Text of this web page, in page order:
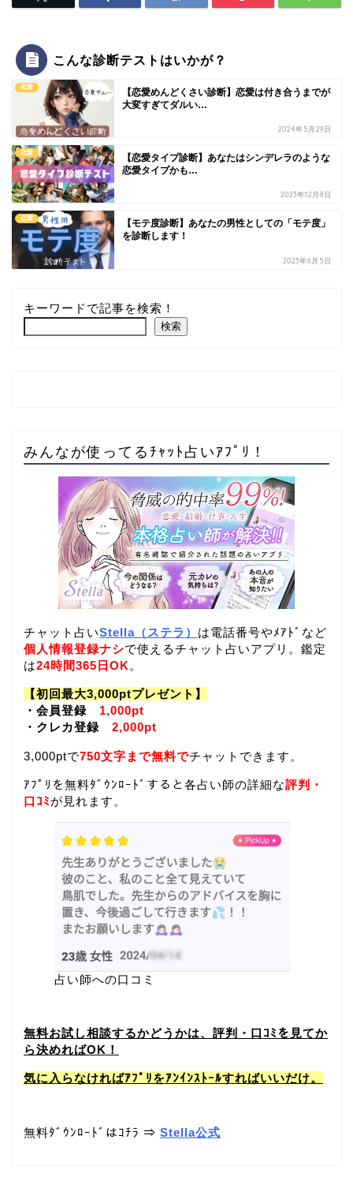
こんな診断テストはいかが？
恋愛
【恋愛めんどくさい診断】恋愛は付き合うまでが
大変すぎてダルい…
2024年5月29日
恋愛
【恋愛タイプ診断】あなたはシンデレラのような
恋愛タイプかも…
2023年12月8日
恋愛
【モテ度診断】あなたの男性としての「モテ度」
を診断します！
2023年6月5日
キーワードで記事を検索！
検索
みんなが使ってるﾁｬｯﾄ占いｱﾌﾟﾘ！
チャット占いStella（ステラ） は電話番号やﾒｱﾄﾞなど
個人情報登録ナシで使えるチャット占いアプリ。鑑定
は24時間365日OK 。
【初回最大3,000ptプレゼント】
・会員登録 1,000pt
・クレカ登録 2,000pt
3,000ptで750文字まで無料でチャットできます。
ｱﾌﾟﾘを無料ﾀﾞｳﾝﾛｰﾄﾞすると各占い師の詳細な評判・
口ｺﾐが見れます。
占い師への口コミ
無料お試し相談するかどうかは、評判・口ｺﾐを見てか
ら決めればOK！
気に入らなければｱﾌﾟﾘをｱﾝｲﾝｽﾄｰﾙすればいいだけ。
無料ﾀﾞｳﾝﾛｰﾄﾞはｺﾁﾗ ⇒ Stella公式